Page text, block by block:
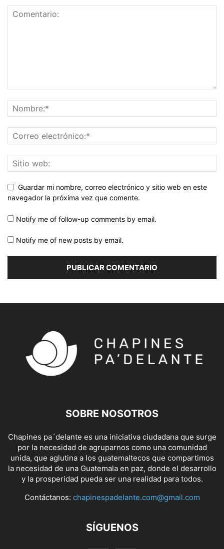
Guardar mi nombre, correo electrónico y sitio web en este
navegador la próxima vez que comente.
Notify me of follow-up comments by email.
Notify me of new posts by email.
SOBRE NOSOTROS
Chapines pa´delante es una iniciativa ciudadana que surge
por la necesidad de agruparnos como una comunidad
unida, que aglutina a los guatemaltecos que compartimos
la necesidad de una Guatemala en paz, donde el desarrollo
y la prosperidad pueda ser una realidad para todos.
Contáctanos: chapinespadelante.com@gmail.com
SÍGUENOS